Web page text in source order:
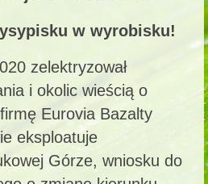
w wyrobisku!
zelektryzował
i okolic wieścią o
Eurovia Bazalty
eksploatuje
Górze, wniosku do